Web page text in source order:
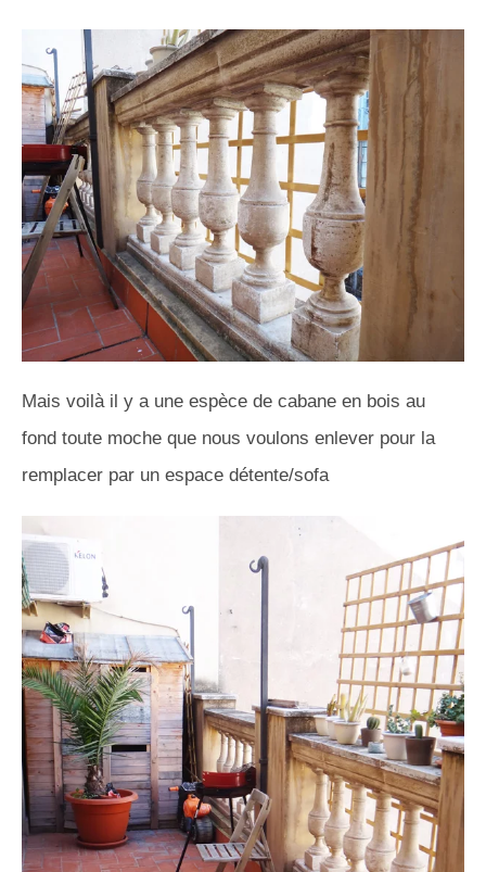
Mais voilà il y a une espèce de cabane en bois au
fond toute moche que nous voulons enlever pour la
remplacer par un espace détente/sofa